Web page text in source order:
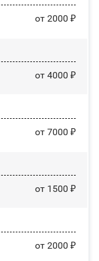
от 2000 ₽
от 4000 ₽
от 7000 ₽
от 1500 ₽
от 2000 ₽